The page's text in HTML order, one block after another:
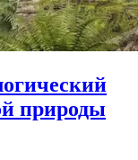
природы